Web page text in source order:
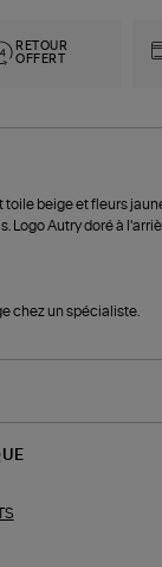
RETOUR
OFFERT
beige et fleurs
Logo Autry doré à
chez un spécialiste.